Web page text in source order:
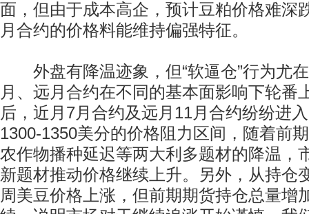
面，但由于成本高企，预计豆粕价格难深
月合约的价格料能维持偏强特征。
外盘有降温迹象，但“软逼仓”行为尤
月、远月合约在不同的基本面影响下轮番
后，近月7月合约及远月11月合约纷纷进
1300-1350美分的价格阻力区间，随着前
农作物播种延迟等两大利多题材的降温，
新题材推动价格继续上升。另外，从持仓
周美豆价格上涨，但前期期货持仓总量增